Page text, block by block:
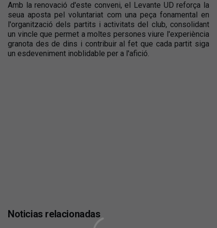
Amb la renovació d'este conveni, el Levante UD reforça la
seua aposta pel voluntariat com una peça fonamental en
l'organització dels partits i activitats del club, consolidant
un vincle que permet a moltes persones viure l'experiència
granota des de dins i contribuir al fet que cada partit siga
un esdeveniment inoblidable per a l'afició.
Noticias relacionadas